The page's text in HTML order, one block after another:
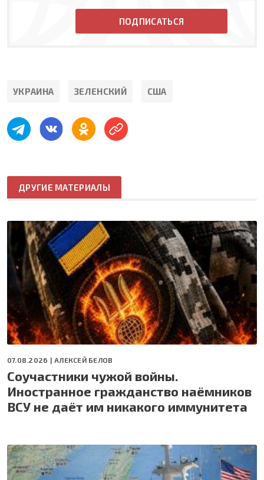
ПОДПИСАТЬСЯ
УКРАИНА ЗЕЛЕНСКИЙ США
ДРУГИЕ МАТЕРИАЛЫ
07.08.2026 | АЛЕКСЕЙ БЕЛОВ
Соучастники чужой войны.
Иностранное гражданство наёмников
ВСУ не даёт им никакого иммунитета